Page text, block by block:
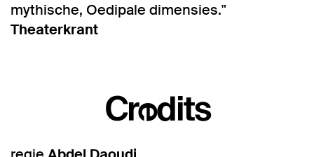
mythische, Oedipale dimensies."
Theaterkrant
Credits